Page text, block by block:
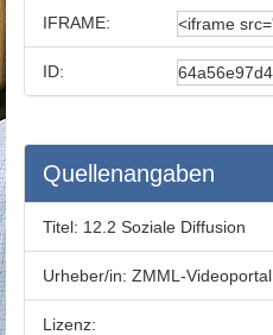
IFRAME:
ID:
Quellenangaben
Titel: 12.2 Soziale Diffusion
Urheber/in: ZMML-Videoportal
Lizenz: